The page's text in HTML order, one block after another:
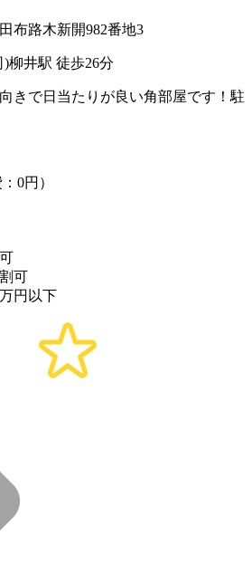
布路木新開982番地3
柳井駅 徒歩26分
きで日当たりが良い角部屋です！駐
0円）
可
円以下